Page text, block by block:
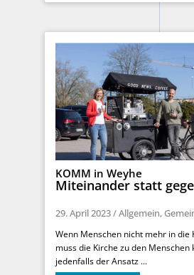
KOMM in Weyhe
Miteinander statt
29. April 2023/Allgemein,
Wenn Menschen nicht mehr in die
muss die Kirche zu den Menschen
jedenfalls der Ansatz ...